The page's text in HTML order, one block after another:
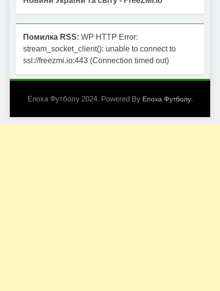
Помилка RSS: WP HTTP Error:
stream_socket_client(): unable to connect to
ssl://freezmi.io:443 (Connection timed out)
Епоха Футболу 2024. Powered By Епоха Футболу.